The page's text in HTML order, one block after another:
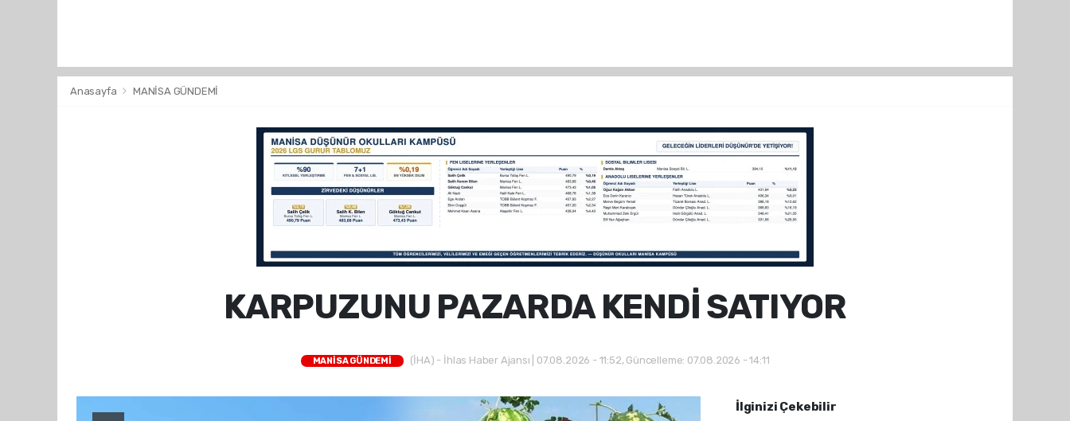
Anasayfa MANİSA GÜNDEMİ
KARPUZUNU PAZARDA KENDİ SATIYOR
MANİSA GÜNDEMİ (İHA) - İhlas Haber Ajansı | 07.08.2026 - 11:52, Güncelleme: 07.08.2026 - 14:11
İlginizi Çekebilir